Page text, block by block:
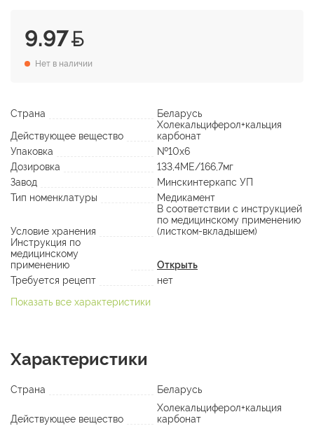
9.97
Нет в наличии
Страна
Беларусь
Действующее вещество
Холекальциферол+кальция
карбонат
Упаковка
№10х6
Дозировка
133,4МЕ/166,7мг
Завод
Минскинтеркапс УП
Тип номенклатуры
Медикамент
Условие хранения
В соответствии с инструкцией
по медицинскому применению
(листком-вкладышем)
Инструкция по
медицинскому
применению
Открыть
Требуется рецепт
нет
Показать все характеристики
Характеристики
Страна Беларусь
Действующее вещество
Холекальциферол+кальция
карбонат